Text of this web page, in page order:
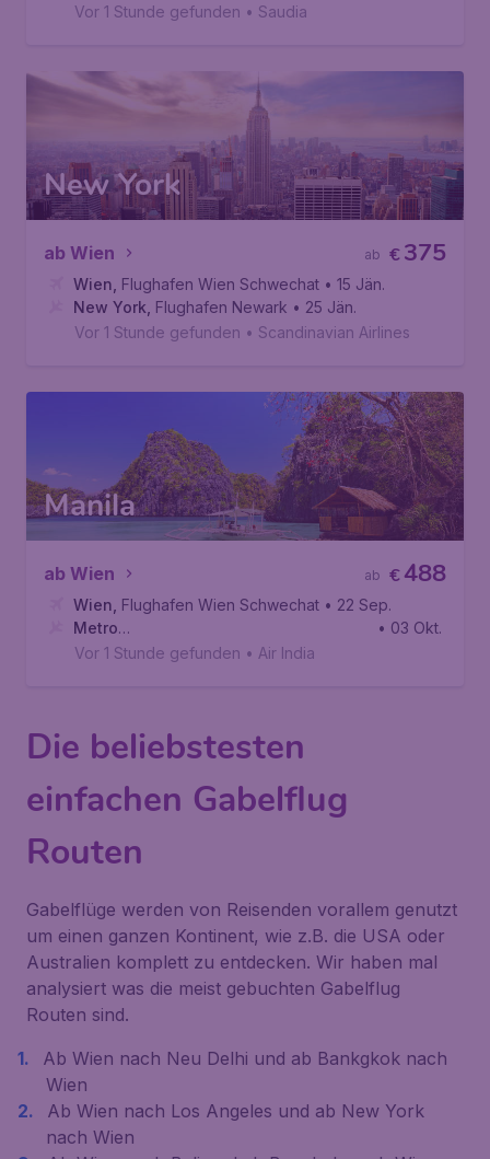
Vor 1 Stunde gefunden • Saudia
New York
ab Wien €375
ab
Wien Flughafen Wien Schwechat • 15 Jän.
New York Flughafen Newark • 25 Jän.
Vor 1 Stunde gefunden • Scandinavian Airlines
Manila
ab Wien €488
ab
Wien Flughafen Wien Schwechat • 22 Sep.
Metro
Manila, Internationaler Flughafen Ninoy Aquino
• 03 Okt.
Vor 1 Stunde gefunden • Air India
Die beliebstesten
einfachen Gabelflug
Routen
Gabelflüge werden von Reisenden vorallem genutzt
um einen ganzen Kontinent, wie z.B. die USA oder
Australien komplett zu entdecken. Wir haben mal
analysiert was die meist gebuchten Gabelflug
Routen sind.
Ab Wien nach Neu Delhi und ab Bankgkok nach
Wien
Ab Wien nach Los Angeles und ab New York
nach Wien